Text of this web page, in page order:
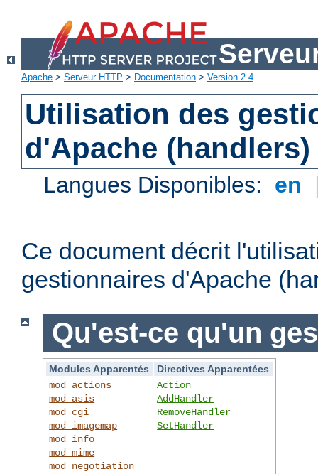
Apache > Serveur HTTP > Documentation > Version 2.4
Utilisation des
d'Apache (handlers)
Langues Disponibles: en
Ce document décrit
gestionnaires d'Apache
Qu'est-ce qu'un
Modules Apparentés
Directives Apparentées
mod_actions
mod_asis
mod_cgi
mod_imagemap
mod_info
mod_mime
mod_negotiation
Action
AddHandler
RemoveHandler
SetHandler